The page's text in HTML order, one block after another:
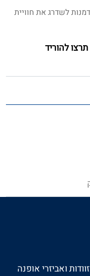
לשדרג את חוויית
להוריד
ואביזרי אופנה